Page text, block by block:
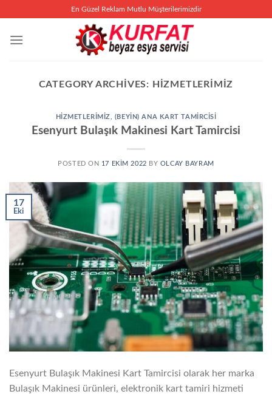
En Güzel Reklam Mutlu Müşterilerimizdir
CATEGORY ARCHIVES: HIZMETLERIMIZ
HIZMETLERIMIZ (BEYIN) ANA KART TAMIRCISI
Esenyurt Bulaşık Makinesi Kart Tamircisi
POSTED ON 17 EKIM 2022 BY OLCAY BAYRAM
17
Eki
Esenyurt Bulaşık Makinesi Kart Tamircisi olarak her marka
Bulaşık Makinesi ürünleri, elektronik kart tamiri hizmeti